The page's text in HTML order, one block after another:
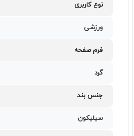
نوع کاربری
ورزشی
فرم صفحه
گرد
جنس بند
سیلیکون